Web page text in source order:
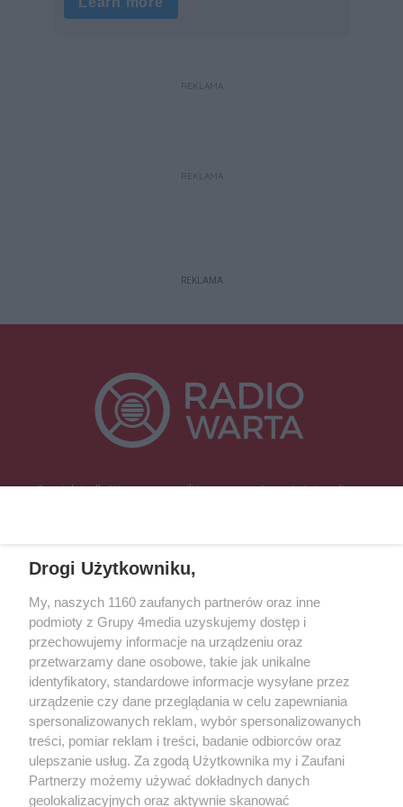
REKLAMA
REKLAMA
REKLAMA
Specjalnie dla Was postanowiliśmy stworzyć rozgłośnię radiową
Śrem, Jarocin, Gniezno, Ostrów Wlkp.).
Kontakt Reklama Patronat
Dane firmowe
Regulamin serwisu i ogłoszeń drobnych
Regulamin konkursów
Polityka prywatności
Przetwarzanie danych osobowych
Zapisz się do newslettera
Dołącz do grona ludzi najlepiej poinformowanych!
Drogi Użytkowniku,
My, naszych 1160 zaufanych partnerów oraz inne
podmioty z Grupy 4media uzyskujemy dostęp i
przechowujemy informacje na urządzeniu oraz
przetwarzamy dane osobowe, takie jak unikalne
identyfikatory, standardowe informacje wysyłane przez
urządzenie czy dane przeglądania w celu zapewniania
spersonalizowanych reklam, wybór spersonalizowanych
treści, pomiar reklam i treści, badanie odbiorców oraz
ulepszanie usług. Za zgodą Użytkownika my i Zaufani
Partnerzy możemy używać dokładnych danych
geolokalizacyjnych oraz aktywnie skanować